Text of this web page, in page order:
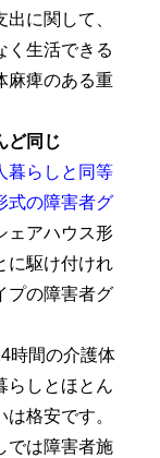
に関して、
く生活できる
麻痺のある重
ど同じ
暮らしと同等
式の障害者グ
ェアハウス形
に駆け付けれ
プの障害者グ
時間の介護体
らしとほとん
格安です。
では障害者施